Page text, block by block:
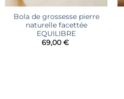
Bola de grossesse pierre
naturelle facettée
EQUILIBRE
69,00 €